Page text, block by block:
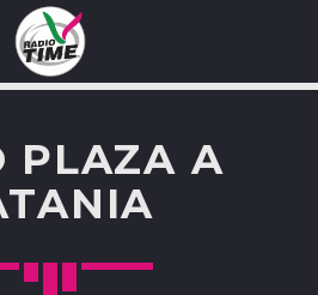
SITO WEB:
PLAZA A